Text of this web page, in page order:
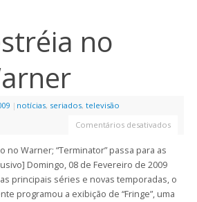
no
| notícias, seriados, televisão
Comentários desativados
no Warner; “Terminator” passa para as
Domingo, 08 de Fevereiro de 2009
principais séries e novas temporadas, o
programou a exibição de “Fringe”, uma